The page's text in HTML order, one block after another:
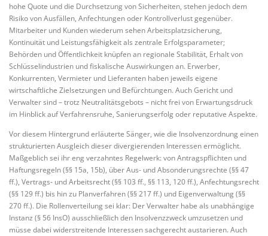
hohe Quote und die Durchsetzung von Sicherheiten, stehen jedoch dem
Risiko von Ausfällen, Anfechtungen oder Kontrollverlust gegenüber.
Mitarbeiter und Kunden wiederum sehen Arbeitsplatzsicherung,
Kontinuität und Leistungsfähigkeit als zentrale Erfolgsparameter;
Behörden und Öffentlichkeit knüpfen an regionale Stabilität, Erhalt von
Schlüsselindustrien und fiskalische Auswirkungen an. Erwerber,
Konkurrenten, Vermieter und Lieferanten haben jeweils eigene
wirtschaftliche Zielsetzungen und Befürchtungen. Auch Gericht und
Verwalter sind – trotz Neutralitätsgebots – nicht frei von Erwartungsdruck
im Hinblick auf Verfahrensruhe, Sanierungserfolg oder reputative Aspekte.
Vor diesem Hintergrund erläuterte Sänger, wie die Insolvenzordnung einen
strukturierten Ausgleich dieser divergierenden Interessen ermöglicht.
Maßgeblich sei ihr eng verzahntes Regelwerk: von Antragspflichten und
Haftungsregeln (§§ 15a, 15b), über Aus- und Absonderungsrechte (§§ 47
ff.), Vertrags- und Arbeitsrecht (§§ 103 ff., §§ 113, 120 ff.), Anfechtungsrecht
(§§ 129 ff.) bis hin zu Planverfahren (§§ 217 ff.) und Eigenverwaltung (§§
270 ff.). Die Rollenverteilung sei klar: Der Verwalter habe als unabhängige
Instanz (§ 56 InsO) ausschließlich den Insolvenzzweck umzusetzen und
müsse dabei widerstreitende Interessen sachgerecht austarieren. Auch